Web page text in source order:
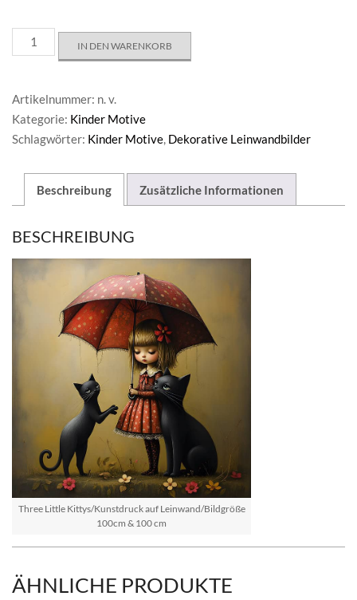
Three
Little
IN DEN WARENKORB
Artikelnummer: n. v.
Kategorie: Kinder Motive
Schlagwörter: Kinder Motive, Dekorative Leinwandbilder
Beschreibung Zusätzliche Informationen
BESCHREIBUNG
Three Little Kittys/Kunstdruck auf Leinwand/Bildgröße
100cm & 100 cm
ÄHNLICHE PRODUKTE